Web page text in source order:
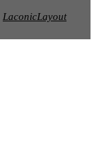
LaconicLayout